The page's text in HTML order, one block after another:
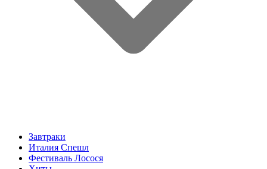
Завтраки
Италия Спешл
Фестиваль Лосося